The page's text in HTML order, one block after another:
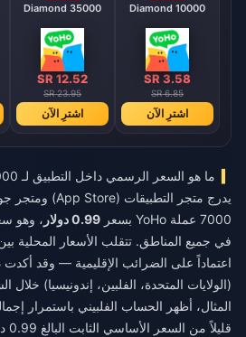
10000 Diamond
SR 3.58
SR 6.85
اشترِ الآن
35000 Diamond
SR 12.52
SR 23.95
اشترِ الآن
ما هو السعر الرسمي داخل التطبيق لـ 7000 عملة في يونيو 2026؟
7000 عملة YoHo بسعر
0.99 دولار
، وهو
في جميع المناطق. تتقلب الأسعار المحلية
اعتماداً على الضرائب الإقليمية — وقد أكدت
(الولايات المتحدة، الفلبين، إندونيسيا)
المثال، أظهر الحساب الفلبيني باستمرار
قليلاً من السعر الأساسي الثابت البالغ 0.99 دولار.